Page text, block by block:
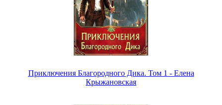
Приключения Благородного Дика. Том 1 - Елена
Крыжановская